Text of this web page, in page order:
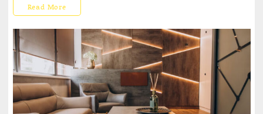
Post
Style
3
Read More